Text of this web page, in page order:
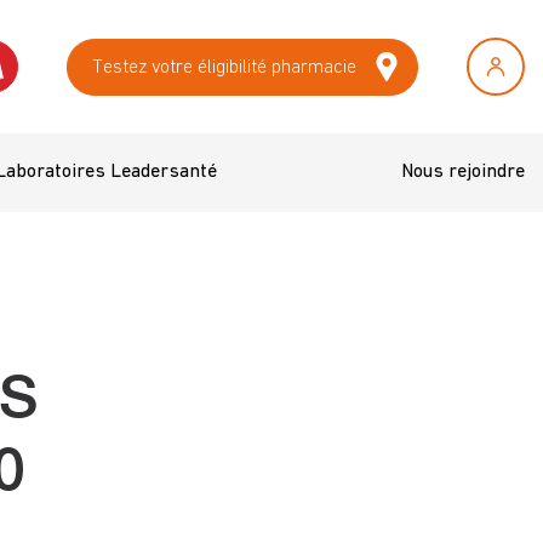
Testez votre éligibilité pharmacie
Leadersanté Nous rejoindre